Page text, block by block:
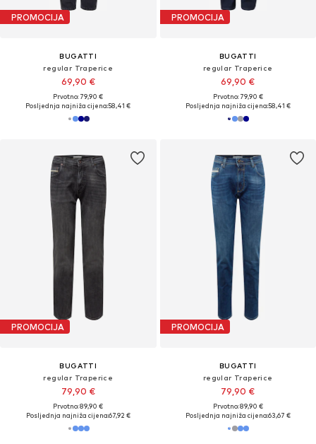
PROMOCIJA
BUGATTI
regular Traperice
69,90 €
Prvotno: 79,90 €
Posljednja najniža cijena:58,41 €
PROMOCIJA
BUGATTI
regular Traperice
69,90 €
Prvotno: 79,90 €
Posljednja najniža cijena:58,41 €
PROMOCIJA
BUGATTI
regular Traperice
79,90 €
Prvotno: 89,90 €
Posljednja najniža cijena:67,92 €
PROMOCIJA
BUGATTI
regular Traperice
79,90 €
Prvotno: 89,90 €
Posljednja najniža cijena:63,67 €